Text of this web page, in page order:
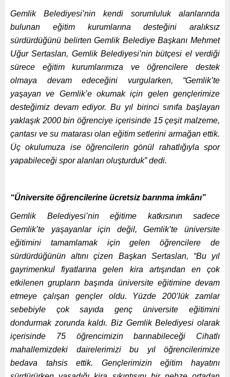
Gemlik Belediyesi’nin kendi sorumluluk alanlarında
bulunan eğitim kurumlarına desteğini aralıksız
sürdürdüğünü belirten Gemlik Belediye Başkanı Mehmet
Uğur Sertaslan, Gemlik Belediyesi’nin bütçesi el verdiği
sürece eğitim kurumlarımıza ve öğrencilere destek
olmaya devam edeceğini vurgularken, “Gemlik’te
yaşayan ve Gemlik’e okumak için gelen gençlerimize
desteğimiz devam ediyor. Bu yıl birinci sınıfa başlayan
yaklaşık 2000 bin öğrenciye içerisinde 15 çeşit malzeme,
çantası ve su matarası olan eğitim setlerini armağan ettik.
Üç okulumuza ise öğrencilerin gönül rahatlığıyla spor
yapabileceği spor alanları oluşturduk” dedi.
“Üniversite öğrencilerine ücretsiz barınma imkânı”
Gemlik Belediyesi’nin eğitime katkısının sadece
Gemlik’te yaşayanlar için değil, Gemlik’te üniversite
eğitimini tamamlamak için gelen öğrencilere de
sürdürdüğünün altını çizen Başkan Sertaslan, “Bu yıl
gayrimenkul fiyatlarına gelen kira artışından en çok
etkilenen grupların başında üniversite eğitimine devam
etmeye çalışan gençler oldu. Yüzde 200’lük zamlar
sebebiyle çok sayıda genç üniversite eğitimini
dondurmak zorunda kaldı. Biz Gemlik Belediyesi olarak
içerisinde 75 öğrencimizin barınabileceği Cihatlı
mahallemizdeki dairelerimizi bu yıl öğrencilerimize
bedava tahsis ettik. Gençlerimizin eğitim hayatını